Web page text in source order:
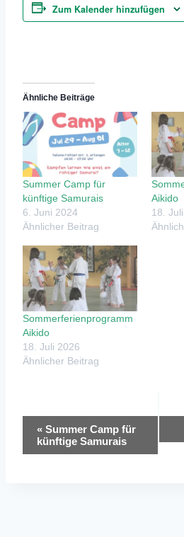
Zum Kalender hinzufügen
Ähnliche Beiträge
Summer Camp für
künftige Samurais
6. Juni 2024
Ähnlicher Beitrag
Aikido
18.
Sommerferienprogramm
Aikido
18. Juli 2026
Ähnlicher Beitrag
Veranstaltung-
Navigation
« Summer Camp für
künftige Samurais